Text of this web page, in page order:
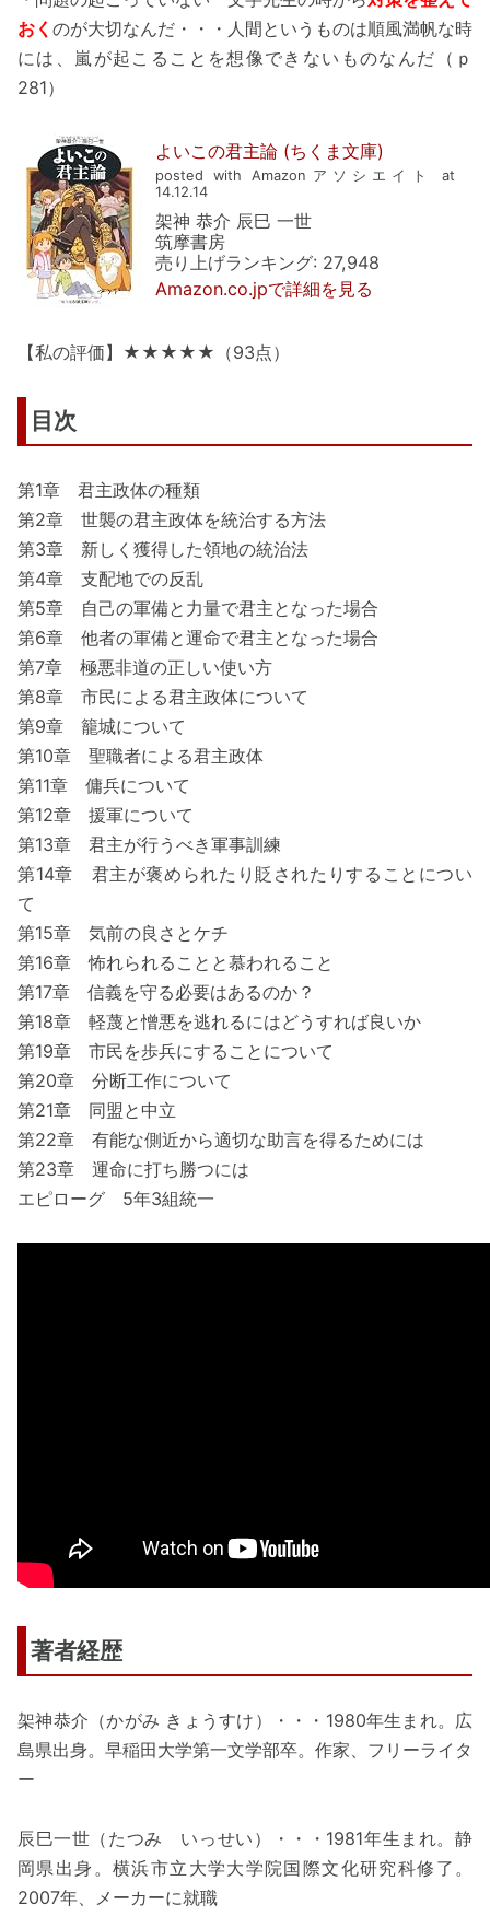
おく のが大切なんだ・・・人間というものは順風満帆な時
には、嵐が起こることを想像できないものなんだ（ｐ
281）
よいこの君主論 (ちくま文庫)
posted with Amazonアソシエイト at
14.12.14
架神 恭介 辰巳 一世
筑摩書房
売り上げランキング: 27,948
Amazon.co.jpで詳細を見る
【私の評価】★★★★★（93点）
目次
第1章 君主政体の種類
第2章 世襲の君主政体を統治する方法
第3章 新しく獲得した領地の統治法
第4章 支配地での反乱
第5章 自己の軍備と力量で君主となった場合
第6章 他者の軍備と運命で君主となった場合
第7章 極悪非道の正しい使い方
第8章 市民による君主政体について
第9章 籠城について
第10章 聖職者による君主政体
第11章 傭兵について
第12章 援軍について
第13章 君主が行うべき軍事訓練
第14章 君主が褒められたり貶されたりすることについ
て
第15章 気前の良さとケチ
第16章 怖れられることと慕われること
第17章 信義を守る必要はあるのか？
第18章 軽蔑と憎悪を逃れるにはどうすれば良いか
第19章 市民を歩兵にすることについて
第20章 分断工作について
第21章 同盟と中立
第22章 有能な側近から適切な助言を得るためには
第23章 運命に打ち勝つには
エピローグ 5年3組統一
著者経歴
架神恭介（かがみ きょうすけ）・・・1980年生まれ。広
島県出身。早稲田大学第一文学部卒。作家、フリーライタ
ー
辰巳一世（たつみ いっせい）・・・1981年生まれ。静
岡県出身。横浜市立大学大学院国際文化研究科修了。
2007年、メーカーに就職